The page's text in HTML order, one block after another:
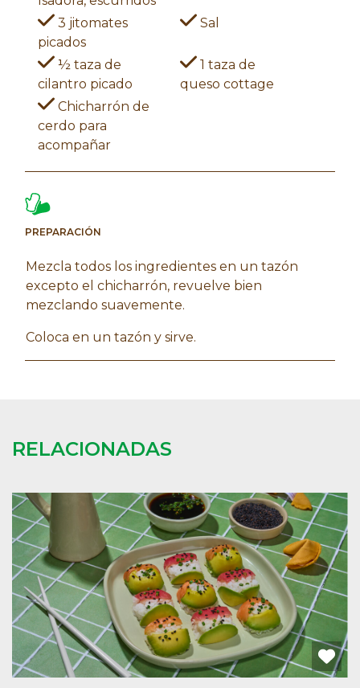
3 jitomates
picados
Sal
½ taza de
cilantro picado
1 taza de
queso cottage
Chicharrón de
cerdo para
acompañar
PREPARACIÓN
Mezcla todos los ingredientes en un tazón
excepto el chicharrón, revuelve bien
mezclando suavemente.
Coloca en un tazón y sirve.
RELACIONADAS